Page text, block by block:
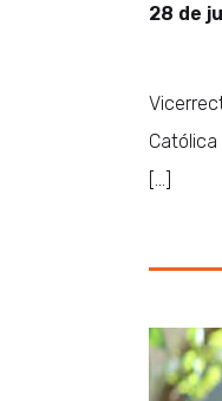
28 de
Católica
[…]